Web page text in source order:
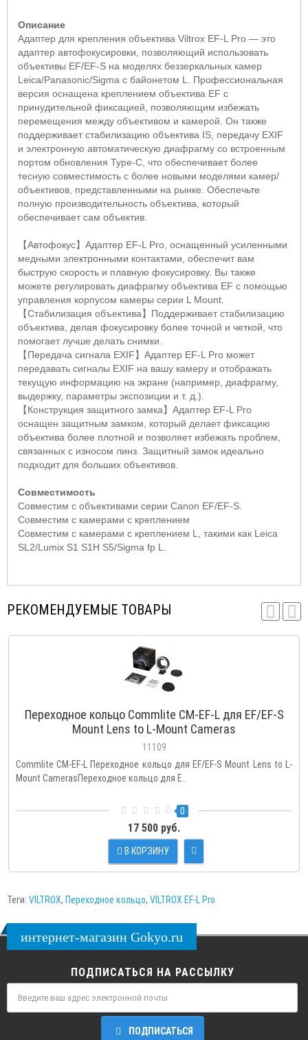
Описание
Адаптер для крепления объектива Viltrox EF-L Pro — это
адаптер автофокусировки, позволяющий использовать
объективы EF/EF-S на моделях беззеркальных камер
Leica/Panasonic/Sigma с байонетом L
. Профессиональная
версия оснащена креплением объектива EF с
принудительной фиксацией, позволяющим избежать
перемещения между объективом и камерой. Он также
поддерживает стабилизацию объектива IS , передачу EXIF
и электронную автоматическую диафрагму со встроенным
портом обновления Type-C , что обеспечивает более
тесную совместимость с более новыми моделями камер/
объективов, представленными на рынке. Обеспечьте
полную производительность объектива, который
обеспечивает сам объектив.
【Автофокус】 Адаптер EF-L Pro , оснащенный усиленными
медными электронными контактами, обеспечит вам
быструю скорость и плавную фокусировку. Вы также
можете регулировать диафрагму объектива EF с помощью
управления корпусом камеры серии L Mount
【Стабилизация объектива】 Поддерживает стабилизацию
объектива, делая фокусировку более точной и четкой, что
помогает лучше делать снимки.
【Передача сигнала EXIF】 Адаптер EF-L Pro может
передавать сигналы EXIF на вашу камеру и отображать
текущую информацию на экране (например, диафрагму,
выдержку, параметры экспозиции и т. д.).
【Конструкция защитного замка】 Адаптер EF-L Pro
оснащен защитным замком, который делает фиксацию
объектива более плотной и позволяет избежать проблем,
связанных с износом линз. Защитный замок идеально
подходит для больших объективов.
Совместимость
Совместим с объективами серии Canon EF/EF-S
Совместим с камерами с креплением
Совместим с камерами с креплением L , такими как Leica
SL 2/Lumix S1 S1 H S5/Sigma fp L
РЕКОМЕНДУЕМЫЕ ТОВАРЫ
Переходное кольцо Commlite CM-EF-L для EF/EF-S
Mount Lens to L-Mount Cameras
11109
Commlite CM-EF-L Переходное кольцо для EF/EF-S Mount Lens to L-
Mount CamerasПереходное кольцо для E..
0
17 500 руб.
В КОРЗИНУ
Теги: VILTROX, Переходное кольцо, VILTROX EF-L Pro
интернет-магазин Gokyo.ru
ПОДПИСАТЬСЯ НА РАССЫЛКУ
ПОДПИСАТЬСЯ